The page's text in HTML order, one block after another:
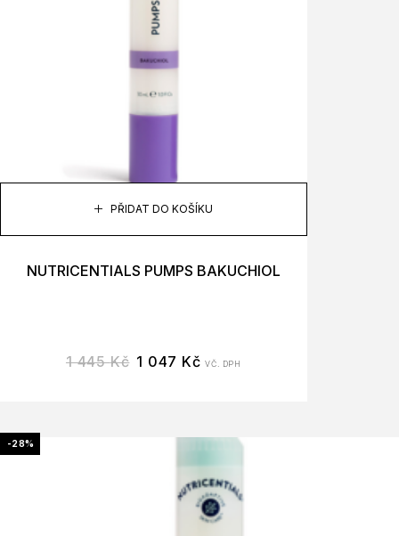
PŘIDAT DO KOŠÍKU
NUTRICENTIALS PUMPS BAKUCHIOL
1 445Kč 1 047 Kč VČ. DPH
-28%